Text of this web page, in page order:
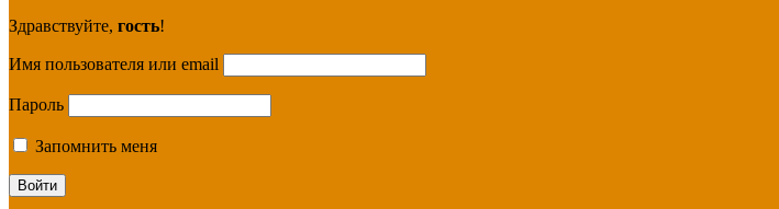
Здравствуйте, гость!
Имя пользователя или email
Пароль
Запомнить меня